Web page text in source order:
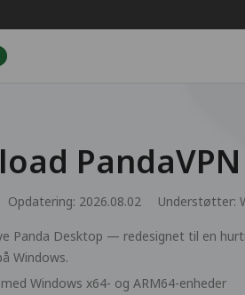
Opdatering: 2026.08.02 Understøtter:
Panda Desktop — redesignet til en
Windows.
Windows x64- og ARM64-enheder